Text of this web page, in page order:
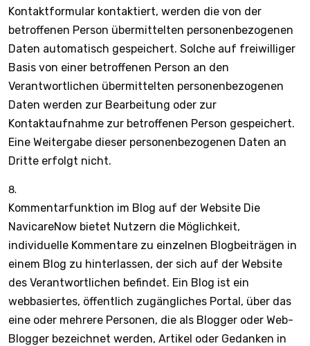
Kontaktformular kontaktiert, werden die von der
betroffenen Person übermittelten personenbezogenen
Daten automatisch gespeichert. Solche auf freiwilliger
Basis von einer betroffenen Person an den
Verantwortlichen übermittelten personenbezogenen
Daten werden zur Bearbeitung oder zur
Kontaktaufnahme zur betroffenen Person gespeichert.
Eine Weitergabe dieser personenbezogenen Daten an
Dritte erfolgt nicht.
Kommentarfunktion im Blog auf der Website Die
NavicareNow bietet Nutzern die Möglichkeit,
individuelle Kommentare zu einzelnen Blogbeiträgen in
einem Blog zu hinterlassen, der sich auf der Website
des Verantwortlichen befindet. Ein Blog ist ein
webbasiertes, öffentlich zugängliches Portal, über das
eine oder mehrere Personen, die als Blogger oder Web-
Blogger bezeichnet werden, Artikel oder Gedanken in